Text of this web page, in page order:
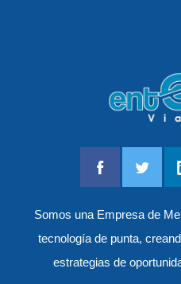
Somos una Empresa de
tecnología de punta,
estrategias de